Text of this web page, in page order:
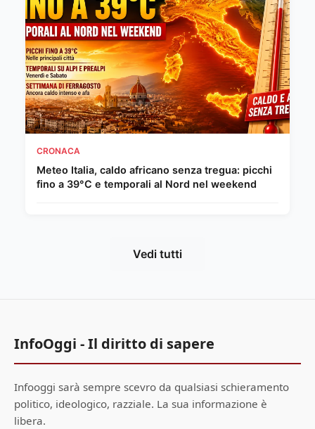
CRONACA
Meteo Italia, caldo africano senza tregua: picchi
fino a 39°C e temporali al Nord nel weekend
Vedi tutti
InfoOggi - Il diritto di sapere
Infooggi sarà sempre scevro da qualsiasi schieramento
politico, ideologico, razziale. La sua informazione è
libera.